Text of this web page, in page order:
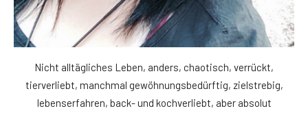
Nicht alltägliches Leben, anders, chaotisch, verrückt,
tierverliebt, manchmal gewöhnungsbedürftig, zielstrebig,
lebenserfahren, back- und kochverliebt, aber absolut